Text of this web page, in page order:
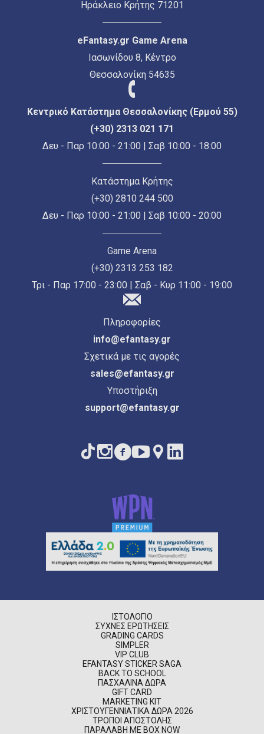
Ηράκλειο Κρήτης 71201
eFantasy.gr Game Arena
Ιασωνίδου 8, Κέντρο
Θεσσαλονίκη 54635
Κεντρικό Κατάστημα Θεσσαλονίκης (Ερμού 55)
(+30) 2313 021 171
Δευ - Παρ 10:00 - 21:00 | Σαβ 10:00 - 18:00
Κατάστημα Κρήτης
(+30) 2810 244 500
Δευ - Παρ 10:00 - 21:00 | Σαβ 10:00 - 20:00
Game Arena
(+30) 2313 253 182
Τρι - Παρ 17:00 - 23:00 | Σαβ - Κυρ 11:00 - 19:00
Πληροφορίες
info@efantasy.gr
Σχετικά με τις αγορές
sales@efantasy.gr
Υποστήριξη
support@efantasy.gr
ΙΣΤΟΛΌΓΙΟ
ΣΥΧΝΈΣ ΕΡΩΤΉΣΕΙΣ
GRADING CARDS
SIMPLER
VIP CLUB
EFANTASY STICKER SAGA
BACK TO SCHOOL
ΠΑΣΧΑΛΙΝΆ ΔΏΡΑ
GIFT CARD
MARKETING KIT
ΧΡΙΣΤΟΥΓΕΝΝΙΆΤΙΚΑ ΔΏΡΑ 2026
ΤΡΌΠΟΙ ΑΠΟΣΤΟΛΉΣ
ΠΑΡΑΛΑΒΉ ΜΕ BOX NOW